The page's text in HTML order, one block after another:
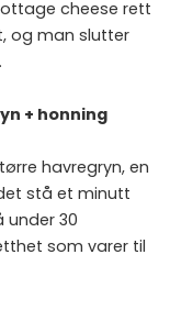
cheese rett
og man slutter
+ honning
havregryn, en
stå et minutt
under 30
som varer til